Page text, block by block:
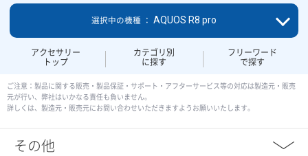
アクセサリー
トップ
カテゴリ別
に探す
フリーワード
で探す
選択中の機種 ： AQUOS R8 pro
ご注意：製品に関する販売・製品保証・サポート・アフターサービス等の対応は製造元・販売
元が行い、弊社はいかなる責任も負いません。
詳しくは、製造元・販売元にお問い合わせいただきますようお願いいたします。
その他